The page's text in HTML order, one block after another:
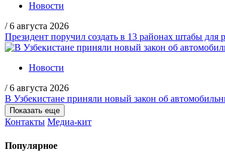
Новости
/ 6 августа 2026
Президент поручил создать в 13 районах штабы
Новости
/ 6 августа 2026
В Узбекистане приняли новый закон об
Показать еще
Контакты Медиа-кит
Популярное